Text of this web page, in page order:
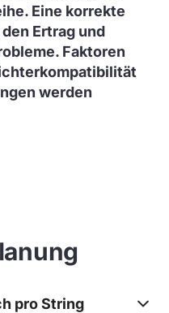
Eine korrekte
Ertrag und
Faktoren
werden
pro String